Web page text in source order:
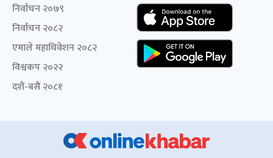
निर्वाचन २०७९
निर्वाचन २०८२
एमाले महाधिवेशन २०८२
विश्वकप २०२२
दशैं-बसैं २०८१